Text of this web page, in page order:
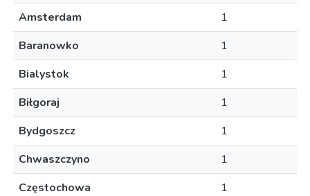
Amsterdam
1
Baranowko
1
Bialystok
1
Biłgoraj
1
Bydgoszcz
1
Chwaszczyno
1
Częstochowa
1